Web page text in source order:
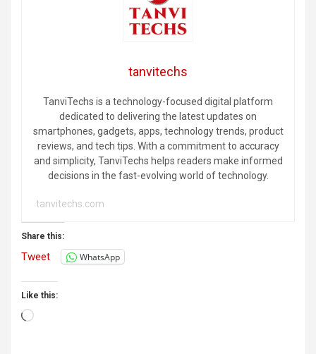
tanvitechs
TanviTechs is a technology-focused digital platform
dedicated to delivering the latest updates on
smartphones, gadgets, apps, technology trends, product
reviews, and tech tips. With a commitment to accuracy
and simplicity, TanviTechs helps readers make informed
decisions in the fast-evolving world of technology.
tanvitechs.com
Share this:
Tweet WhatsApp
Like this:
Loading…